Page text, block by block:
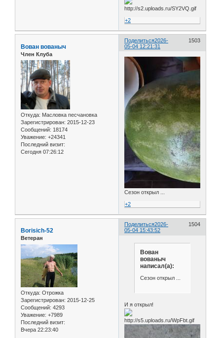
+2
Поделиться 1503
2026-
05-04 12:21:31
Вован вованыч
Член Клуба
Откуда: Масловка песчановка
Зарегистрирован: 2015-12-23
Сообщений: 18174
Уважение: +24341
Последний визит:
Сегодня 07:26:12
Сезон открыл ...
+2
Поделиться 1504
2026-
05-04 15:43:52
Borisich-52
Ветеран
Откуда: Отрожка
Зарегистрирован: 2015-12-25
Сообщений: 4293
Уважение: +7989
Последний визит:
Вчера 22:23:40
Вован
вованыч
написал(а):
Сезон открыл ...
И я открыл!